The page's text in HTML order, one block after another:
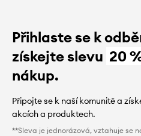
Přihlaste se k
získejte slevu 20
nákup.
Připojte se k naší komunitě a
akcích a produktech.
**Sleva je jednorázová, vztahuje se